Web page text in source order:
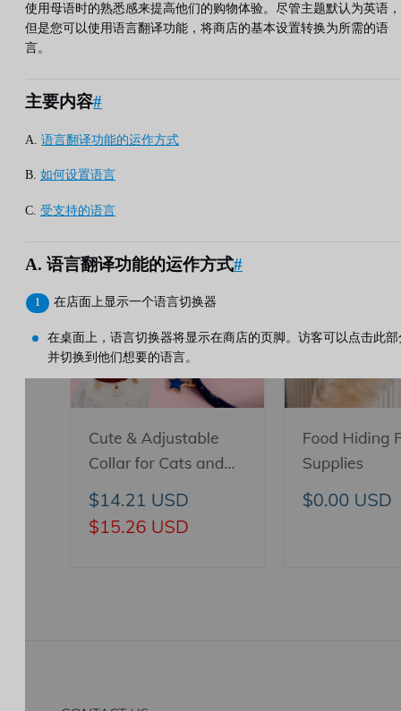
使用母语时的熟悉感来提高他们的购物体验。尽管主题默认为英语，
但是您可以使用语言翻译功能，将商店的基本设置转换为所需的语
言。
主要内容#
A. 语言翻译功能的运作方式
B. 如何设置语言
C. 受支持的语言
A. 语言翻译功能的运作方式#
在店面上显示一个语言切换器
在桌面上，语言切换器将显示在商店的页脚。访客可以点击此部
并切换到他们想要的语言。